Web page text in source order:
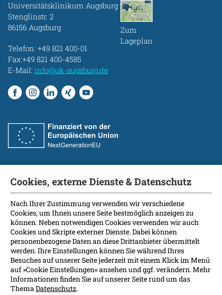
Universitätsklinikum Augsburg
Stenglinstr. 2
86156 Augsburg
Telefon: +49 821 400-01
Fax:+49 821 400-4585
E-Mail: info@uk-augsburg.de
Zum
Lageplan
Fakultät
International Patients
Kontakt
Presse
Soziale Medien
Barrierefreiheit
Datenschutz
Impressum
Cookies, externe Dienste & Datenschutz
Nach Ihrer Zustimmung verwenden wir verschiedene
Cookies, um Ihnen unsere Seite bestmöglich anzeigen zu
können. Neben notwendigen Cookies verwenden wir auch
Cookies und Skripte externer Dienste. Dabei können
personenbezogene Daten an diese Drittanbieter übermittelt
werden. Ihre Einstellungen können Sie während Ihres
Besuches auf unserer Seite jederzeit mit einem Klick im Menü
auf »Cookie Einstellungen« ansehen und ggf. verändern. Mehr
Informationen finden Sie auf unserer Seite rund um das
ThemaDatenschutz.